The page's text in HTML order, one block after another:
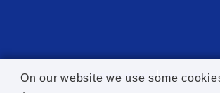
個人情報保護方針 サイトポリシ
On our website we use some